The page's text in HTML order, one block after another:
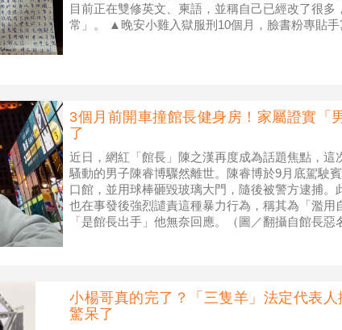
目前正在雙修英文、柬語，並稱自己已經改了很多
常」。 ▲晚安小雞入獄服刑10個月，臉書粉專貼
3個月前開車撞館長健身房！家屬證實
了
近日，網紅「館長」陳之漢再度成為話題焦點，這
騷動的男子陳睿博驟然離世。陳睿博於9月底駕駛
口館，並用球棒砸毀玻璃大門，隨後被警方逮捕
也在事發後強烈譴責這種暴力行為，稱其為「濫
「是館長出手」他無奈回應。（圖／翻攝自館長
小楊哥真的完了？「三隻羊」法定代表
驚呆了